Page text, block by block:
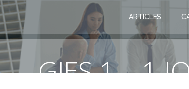
ARTICLES
GIES 1 – 1